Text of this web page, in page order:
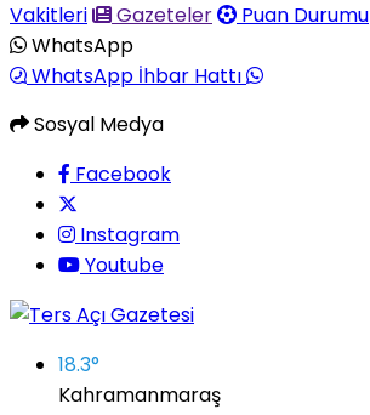
Vakitleri
Gazeteler
Puan Durumu
WhatsApp
WhatsApp İhbar Hattı
Sosyal Medya
Facebook
Instagram
Youtube
18.3°
Kahramanmaraş